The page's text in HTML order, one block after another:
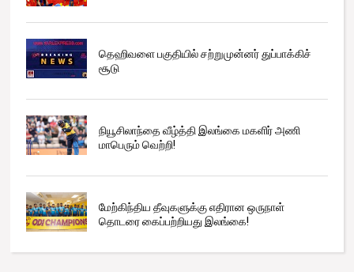
தெஹிவளை பகுதியில் சற்றுமுன்னர் துப்பாக்கிச்
சூடு
நியூசிலாந்தை வீழ்த்தி இலங்கை மகளிர் அணி
மாபெரும் வெற்றி!
மேற்கிந்திய தீவுகளுக்கு எதிரான ஒருநாள்
தொடரை கைப்பற்றியது இலங்கை!